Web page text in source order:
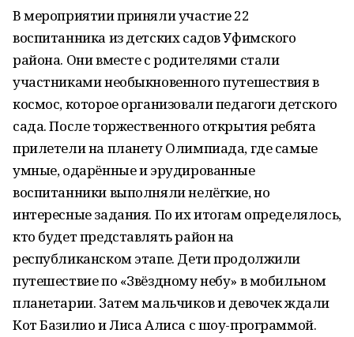
В мероприятии приняли участие 22
воспитанника из детских садов Уфимского
района. Они вместе с родителями стали
участниками необыкновенного путешествия в
космос, которое организовали педагоги детского
сада. После торжественного открытия ребята
прилетели на планету Олимпиада, где самые
умные, одарённые и эрудированные
воспитанники выполняли нелёгкие, но
интересные задания. По их итогам определялось,
кто будет представлять район на
республиканском этапе. Дети продолжили
путешествие по «Звёздному небу» в мобильном
планетарии. Затем мальчиков и девочек ждали
Кот Базилио и Лиса Алиса с шоу-программой.